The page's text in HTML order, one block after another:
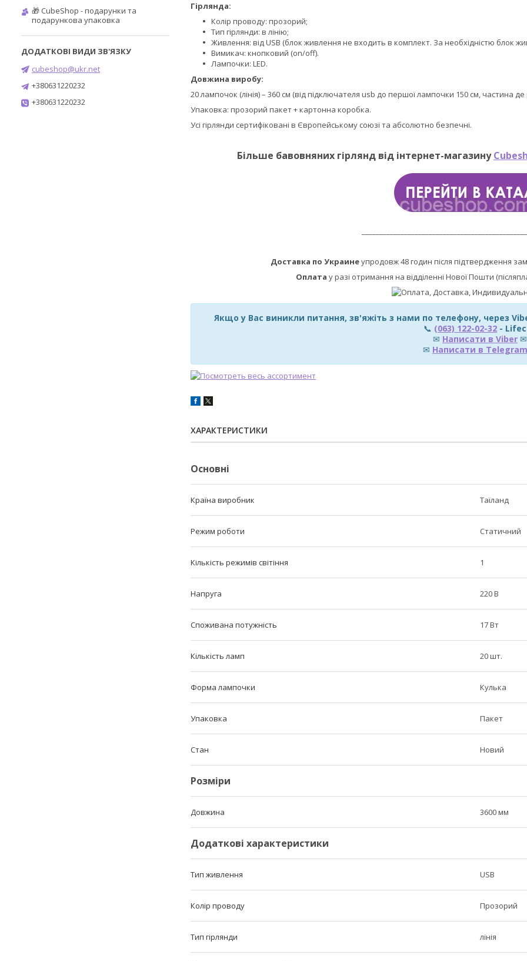
Гірлянда:
Колір проводу: прозорий;
Тип гірлянди: в лінію;
Живлення: від USB (блок живлення не входить в комплект. За необхідністю блок
Вимикач: кнопковий (on/off).
Лампочки: LED.
Довжина виробу:
20 лампочок (лінія) – 360 см (від підключателя usb до першої лампочки 150 см, частина
Упаковка: прозорий пакет + картонна коробка.
Усі гірлянди сертифіковані в Європейському союзі та абсолютно безпечні.
Більше бавовняних гірлянд від інтернет-магазину
Доставка по Украинеупродовж 48 годин після підтвердження
Оплата у разі отримання на відділенні Нової Пошти
Якщо у Вас виникли питання, зв'яжіть з нами по телефону, через
📞 (063) 122-02-32 -
✉ Написати в Viber ✉
✉ Написати в Telegram
ХАРАКТЕРИСТИКИ
Основні
Країна виробник Таїланд
Режим роботи Статичний
Кількість режимів світіння 1
Напруга 220 В
Споживана потужність 17 Вт
Кількість ламп 20 шт.
Форма лампочки Кулька
Упаковка Пакет
Стан Новий
Розміри
Довжина 3600 мм
Додаткові характеристики
Тип живлення USB
Колір проводу Прозорий
Тип гірлянди лінія
🎁 CubeShop - подарунки та
подарункова упаковка
cubeshop@ukr.net
+380631220232
+380631220232